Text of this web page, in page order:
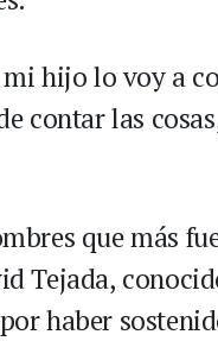
mi hijo lo voy a
contar las
que más
Tejada,
haber